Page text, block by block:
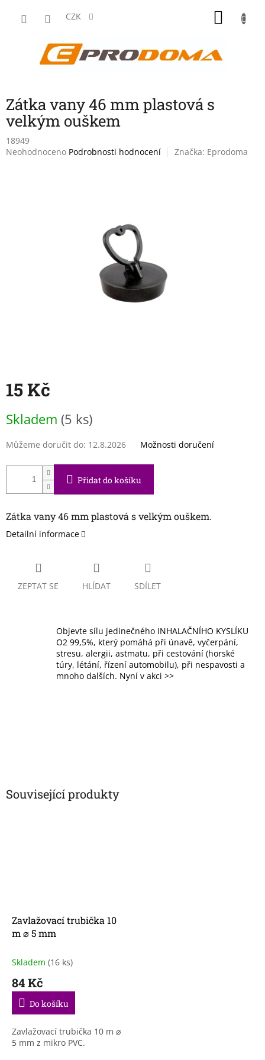
CZK
Zátka vany 46 mm plastová s
velkým ouškem
18949
Průměrné
Neohodnoceno Podrobnosti hodnocení Značka: Eprodoma
15 Kč
cena:
Skladem (5 ks)
Můžeme doručit do: 12.8.2026 Možnosti doručení
Přidat do košíku
Zátka vany 46 mm plastová s velkým ouškem.
Detailní informace
ZEPTAT SE HLÍDAT SDÍLET
Objevte sílu jedinečného INHALAČNÍHO KYSLÍKU
O2 99,5%, který pomáhá při únavě, vyčerpání,
stresu, alergii, astmatu, při cestování (horské
túry, létání, řízení automobilu), při nespavosti a
mnoho dalších. Nyní v akci >>
Související produkty
Zavlažovací trubička 10
m ⌀ 5 mm
Skladem (16 ks)
84 Kč
Do košíku
Zavlažovací trubička 10 m ⌀
5 mm z mikro PVC.